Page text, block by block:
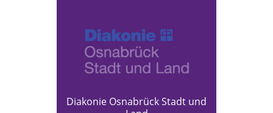
Diakonie Osnabrück Stadt und